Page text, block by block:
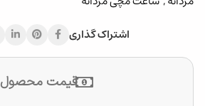
اشتراک گذاری
قیمت محصول